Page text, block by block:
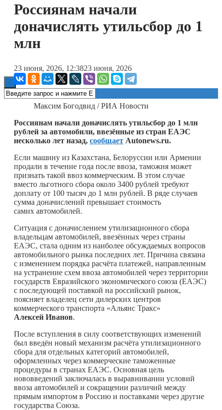
Россиянам начали
доначислять утильсбор до 1
млн
23 июня, 2026, 12:3823 июня, 2026
Максим Богодвид / РИА Новости
Россиянам начали доначислять утильсбор до 1 млн
рублей за автомобили, ввезённые из стран ЕАЭС
несколько лет назад, сообщает Autonews.ru.
Если машину из Казахстана, Белоруссии или Армении
продали в течение года после ввоза, таможня может
признать такой ввоз коммерческим. В этом случае
вместо льготного сбора около 3400 рублей требуют
доплату от 100 тысяч до 1 млн рублей. В ряде случаев
сумма доначислений превышает стоимость
самих автомобилей.
Ситуация с доначислением утилизационного сбора
владельцам автомобилей, ввезённых через страны
ЕАЭС, стала одним из наиболее обсуждаемых вопросов
автомобильного рынка последних лет. Причина связана
с изменением порядка расчёта платежей, направленным
на устранение схем ввоза автомобилей через территории
государств Евразийского экономического союза (ЕАЭС)
с последующей поставкой на российский рынок,
поясняет владелец сети дилерских центров
коммерческого транспорта «Альянс Тракс»
Алексей Иванов.
После вступления в силу соответствующих изменений
был введён новый механизм расчёта утилизационного
сбора для отдельных категорий автомобилей,
оформленных через коммерческие таможенные
процедуры в странах ЕАЭС. Основная цель
нововведений заключалась в выравнивании условий
ввоза автомобилей и сокращении различий между
прямым импортом в Россию и поставками через другие
государства Союза.